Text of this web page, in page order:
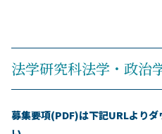
法学研究科法学・政治
募集要項(PDF)は下記URLよりダ